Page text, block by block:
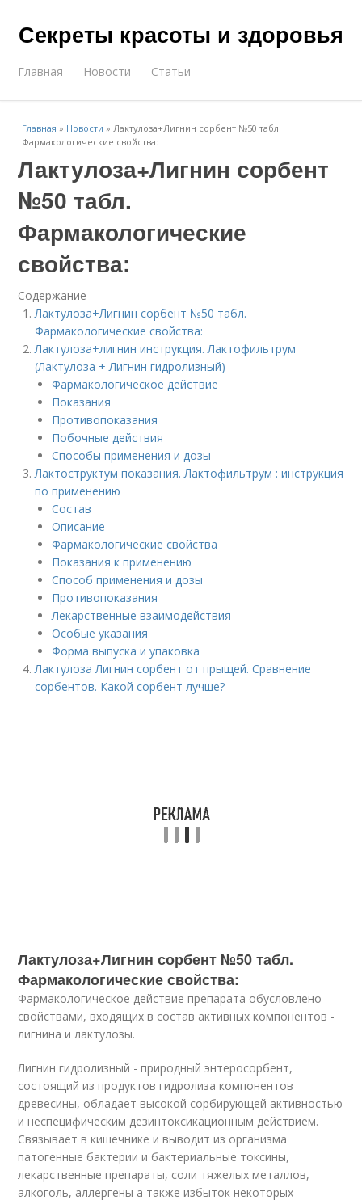
Секреты красоты и здоровья
Главная Новости Статьи
Главная » Новости »Лактулоза+Лигнин сорбент №50 табл.
Фармакологические свойства:
Лактулоза+Лигнин сорбент
№50 табл.
Фармакологические
свойства:
Содержание
Лактулоза+Лигнин сорбент №50 табл.
Фармакологические свойства:
Лактулоза+лигнин инструкция. Лактофильтрум
(Лактулоза + Лигнин гидролизный)
Фармакологическое действие
Показания
Противопоказания
Побочные действия
Способы применения и дозы
Лактоструктум показания. Лактофильтрум : инструкция
по применению
Состав
Описание
Фармакологические свойства
Показания к применению
Способ применения и дозы
Противопоказания
Лекарственные взаимодействия
Особые указания
Форма выпуска и упаковка
Лактулоза Лигнин сорбент от прыщей. Сравнение
сорбентов. Какой сорбент лучше?
Лактулоза+Лигнин сорбент №50 табл.
Фармакологические свойства:
Фармакологическое действие препарата обусловлено
свойствами, входящих в состав активных компонентов -
лигнина и лактулозы.
Лигнин гидролизный - природный энтеросорбент,
состоящий из продуктов гидролиза компонентов
древесины, обладает высокой сорбирующей активностью
и неспецифическим дезинтоксикационным действием.
Связывает в кишечнике и выводит из организма
патогенные бактерии и бактериальные токсины,
лекарственные препараты, соли тяжелых металлов,
алкоголь, аллергены а также избыток некоторых